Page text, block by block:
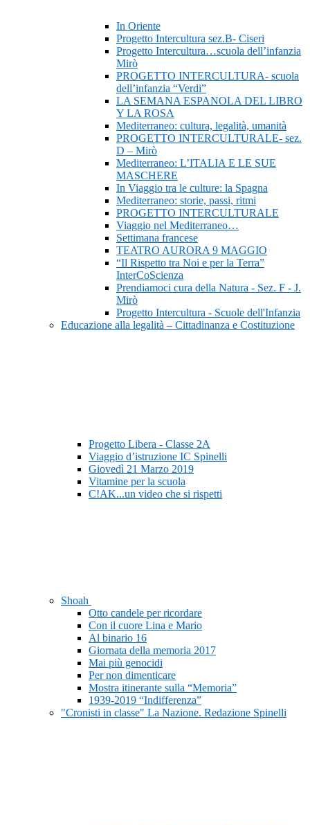
In Oriente
Progetto Intercultura sez.B- Ciseri
Progetto Intercultura…scuola dell’infanzia
Mirò
PROGETTO INTERCULTURA- scuola
dell’infanzia “Verdi”
LA SEMANA ESPANOLA DEL LIBRO
Y LA ROSA
Mediterraneo: cultura, legalità, umanità
PROGETTO INTERCULTURALE- sez.
D – Mirò
Mediterraneo: L’ITALIA E LE SUE
MASCHERE
In Viaggio tra le culture: la Spagna
Mediterraneo: storie, passi, ritmi
PROGETTO INTERCULTURALE
Viaggio nel Mediterraneo…
Settimana francese
TEATRO AURORA 9 MAGGIO
“Il Rispetto tra Noi e per la Terra”
InterCoScienza
Prendiamoci cura della Natura - Sez. F - J.
Mirò
Progetto Intercultura - Scuole dell'Infanzia
Educazione alla legalità – Cittadinanza e Costituzione
Progetto Libera - Classe 2A
Viaggio d’istruzione IC Spinelli
Giovedì 21 Marzo 2019
Vitamine per la scuola
C!AK...un video che si rispetti
Shoah
Otto candele per ricordare
Con il cuore Lina e Mario
Al binario 16
Giornata della memoria 2017
Mai più genocidi
Per non dimenticare
Mostra itinerante sulla “Memoria”
1939-2019 “Indifferenza”
"Cronisti in classe" La Nazione. Redazione Spinelli